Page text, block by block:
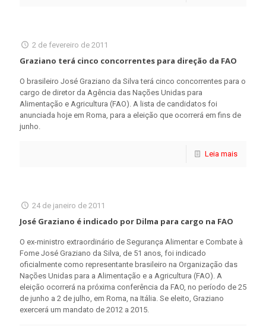
2 de fevereiro de 2011
Graziano terá cinco concorrentes para direção da FAO
O brasileiro José Graziano da Silva terá cinco concorrentes para o
cargo de diretor da Agência das Nações Unidas para
Alimentação e Agricultura (FAO). A lista de candidatos foi
anunciada hoje em Roma, para a eleição que ocorrerá em fins de
junho.
Leia mais
24 de janeiro de 2011
José Graziano é indicado por Dilma para cargo na FAO
O ex-ministro extraordinário de Segurança Alimentar e Combate à
Fome José Graziano da Silva, de 51 anos, foi indicado
oficialmente como representante brasileiro na Organização das
Nações Unidas para a Alimentação e a Agricultura (FAO). A
eleição ocorrerá na próxima conferência da FAO, no período de 25
de junho a 2 de julho, em Roma, na Itália. Se eleito, Graziano
exercerá um mandato de 2012 a 2015.